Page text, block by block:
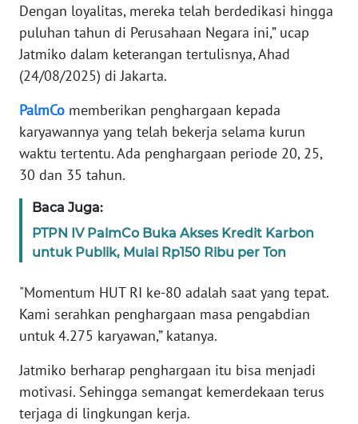
Dengan loyalitas, mereka telah berdedikasi hingga
puluhan tahun di Perusahaan Negara ini,” ucap
Jatmiko dalam keterangan tertulisnya, Ahad
(24/08/2025) di Jakarta.
PalmCo memberikan penghargaan kepada
karyawannya yang telah bekerja selama kurun
waktu tertentu. Ada penghargaan periode 20, 25,
30 dan 35 tahun.
Baca Juga:
PTPN IV PalmCo Buka Akses Kredit Karbon
untuk Publik, Mulai Rp150 Ribu per Ton
"Momentum HUT RI ke-80 adalah saat yang tepat.
Kami serahkan penghargaan masa pengabdian
untuk 4.275 karyawan,” katanya.
Jatmiko berharap penghargaan itu bisa menjadi
motivasi. Sehingga semangat kemerdekaan terus
terjaga di lingkungan kerja.
BANTEN
WN
NTT
KEPRI
WN
PAPUA
WN
PAPUA
WN
RIAU
WN
SERAMBI